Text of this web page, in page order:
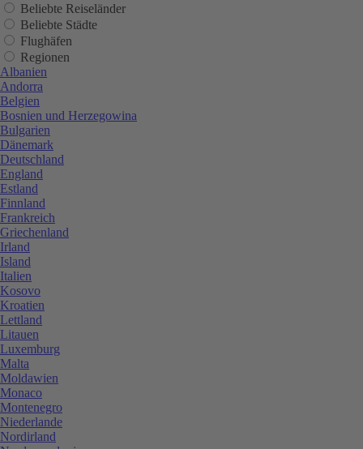
Beliebte Reiseländer
Beliebte Städte
Flughäfen
Regionen
Albanien
Andorra
Belgien
Bosnien und Herzegowina
Bulgarien
Dänemark
Deutschland
England
Estland
Finnland
Frankreich
Griechenland
Irland
Island
Italien
Kosovo
Kroatien
Lettland
Litauen
Luxemburg
Malta
Moldawien
Monaco
Montenegro
Niederlande
Nordirland